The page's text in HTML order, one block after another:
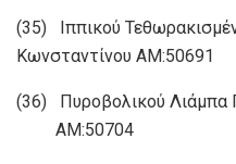
(35) Ιππικού
Κωνσταντίνου ΑΜ:50691
(36) Πυροβολικού Λιάμπα
ΑΜ:50704